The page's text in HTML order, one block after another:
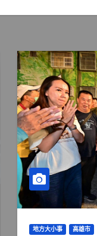
地方大小事 高雄市